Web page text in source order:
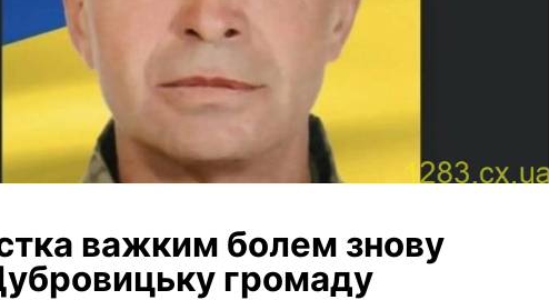
важким болем знову
громаду